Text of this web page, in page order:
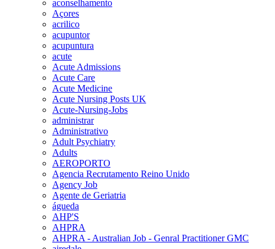
aconselhamento
Açores
acrilico
acupuntor
acupuntura
acute
Acute Admissions
Acute Care
Acute Medicine
Acute Nursing Posts UK
Acute-Nursing-Jobs
administrar
Administrativo
Adult Psychiatry
Adults
AEROPORTO
Agencia Recrutamento Reino Unido
Agency Job
Agente de Geriatria
águeda
AHP'S
AHPRA
AHPRA - Australian Job - Genral Practitioner GMC